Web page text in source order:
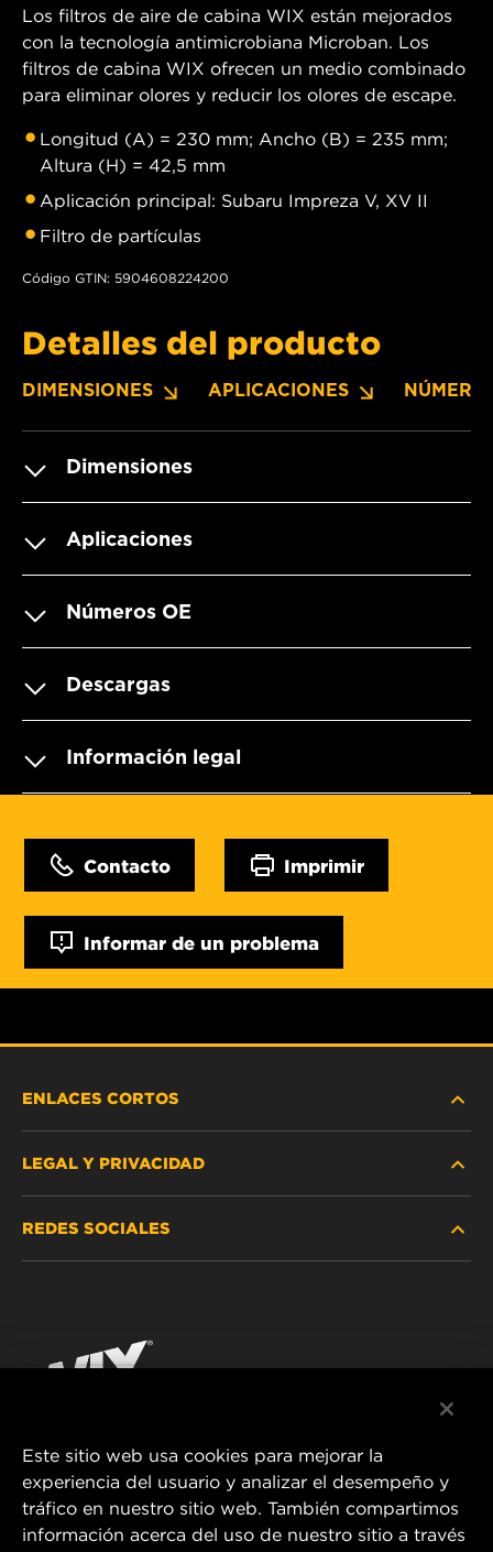
Los filtros de aire de cabina WIX están mejorados
con la tecnología antimicrobiana Microban. Los
filtros de cabina WIX ofrecen un medio combinado
para eliminar olores y reducir los olores de escape.
Longitud (A) = 230 mm; Ancho (B) = 235 mm;
Altura (H) = 42,5 mm
Aplicación principal: Subaru Impreza V, XV II
Filtro de partículas
Código GTIN: 5904608224200
Detalles del producto
DIMENSIONES APLICACIONES
Dimensiones
Aplicaciones
Números OE
Descargas
Información legal
Contacto Imprimir
Informar de un problema
ENLACES CORTOS
DÓNDE COMPRAR
¡CONTÁCTENOS!
LEGAL Y PRIVACIDAD
IMPRESSUM
REDES SOCIALES
YouTube
MANN+HUMMEL FT Poland
ul. Wrocławska 145,
63-800 GOSTYŃ, POLAND
Este sitio web usa cookies para mejorar la
experiencia del usuario y analizar el desempeño y
tráfico en nuestro sitio web. También compartimos
información acerca del uso de nuestro sitio a través